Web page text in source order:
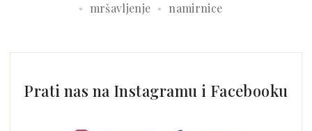
mršavljenje
namirnice
Prati nas na Instagramu i Facebooku